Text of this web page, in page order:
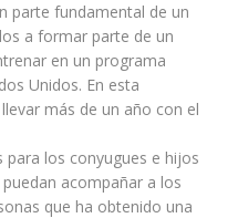
parte fundamental de un
a formar parte de un
en un programa
Unidos. En esta
más de un año con el
para los conyugues e hijos
acompañar a los
que ha obtenido una